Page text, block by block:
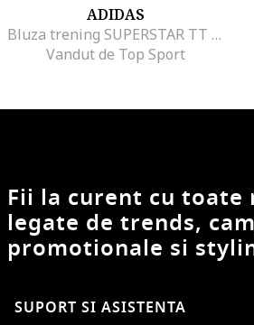
ADIDAS
Bluza trening SUPERSTAR TT P BLUE HF2124
Vandut de Top Sport
Fii la curent cu
legate de trends,
promotionale si
SUPORT SI ASISTENTA